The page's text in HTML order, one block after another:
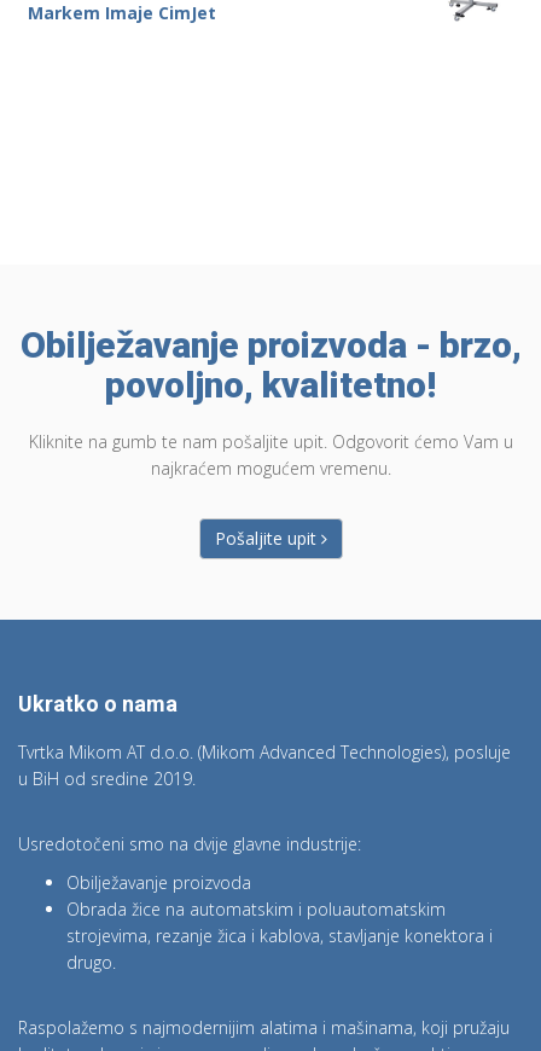
Markem Imaje CimJet
Obilježavanje proizvoda - brzo,
povoljno, kvalitetno!
Kliknite na gumb te nam pošaljite upit. Odgovorit ćemo Vam u
najkraćem mogućem vremenu.
Pošaljite upit
Ukratko o nama
Tvrtka Mikom AT d.o.o. (Mikom Advanced Technologies), posluje
u BiH od sredine 2019.
Usredotočeni smo na dvije glavne industrije:
Obilježavanje proizvoda
Obrada žice na automatskim i poluautomatskim
strojevima, rezanje žica i kablova, stavljanje konektora i
drugo.
Raspolažemo s najmodernijim alatima i mašinama, koji pružaju